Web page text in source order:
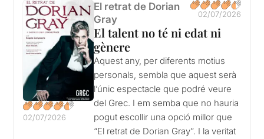
02/07/2026
El retrat de Dorian
Gray
02/07/2026
El talent no té ni edat ni
gènere
Aquest any, per diferents motius
personals, sembla que aquest serà
l’únic espectacle que podré veure
del Grec. I em semba que no hauria
pogut escollir una opció millor que
“El retrat de Dorian Gray”. I la veritat